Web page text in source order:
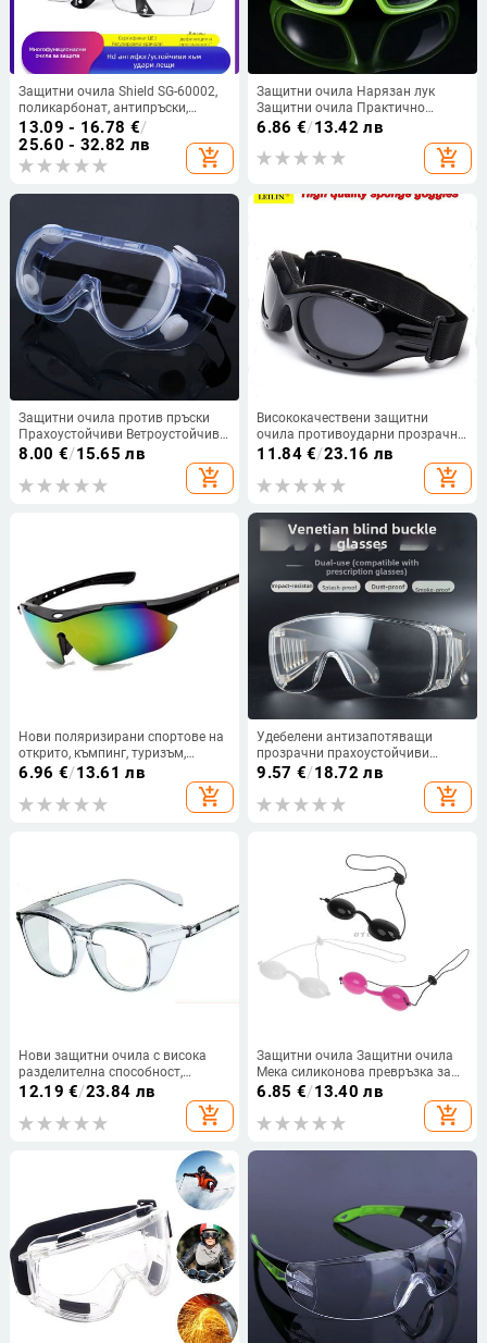
Защитни очила Shield SG-60002,
поликарбонат, антипръски,
защита от прах
13.09 - 16.78 €/
25.60 - 32.82 лв
add_shopping_cart
Защитни очила Нарязан лук
Защитни очила Практично
готвене Очила против сълзене
6.86 €/13.42 лв
add_shopping_cart
Защитни очила против пръски
Прахоустойчиви Ветроустойчиви
Работна лаборатория Очила
Защита на очите Предпазни
очила за индустриални
8.00 €/15.65 лв
add_shopping_cart
Висококачествени защитни
очила противоударни прозрачни
работни ветроустойчиви очила
тактически предпазни очила
против вятър
11.84€/23.16 лв
add_shopping_cart
Нови поляризирани спортове на
открито, къмпинг, туризъм,
шофиране, очила, мъже, жени,
риболовни очила, слънчеви
очила, спортни слънчеви очила
6.96 €/13.61 лв
add_shopping_cart
Удебелени антизапотяващи
прозрачни прахоустойчиви
очила за колоездене, защита от
9.57 €/18.72 лв
add_shopping_cart
Нови защитни очила с висока
разделителна способност,
против цветен прашец, против
замъгляване, против пясък,
против прах, против пръски,
12.19 €/23.84 лв
add_shopping_cart
Защитни очила Защитни очила
Мека силиконова превръзка за
очи Регулируеми очила Защита
Красота IPL лазерна чашка за
очи
6.85 €/13.40 лв
add_shopping_cart